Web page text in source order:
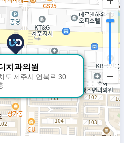
치과의원
도 제주시 연북로 30